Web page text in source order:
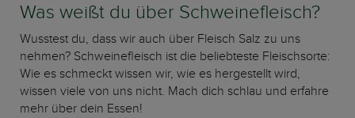
Was weißt du über Schweinefleisch?
Wusstest du, dass wir auch über Fleisch Salz zu uns
nehmen? Schweinefleisch ist die beliebteste Fleischsorte:
Wie es schmeckt wissen wir, wie es hergestellt wird,
wissen viele von uns nicht. Mach dich schlau und erfahre
mehr über dein Essen!